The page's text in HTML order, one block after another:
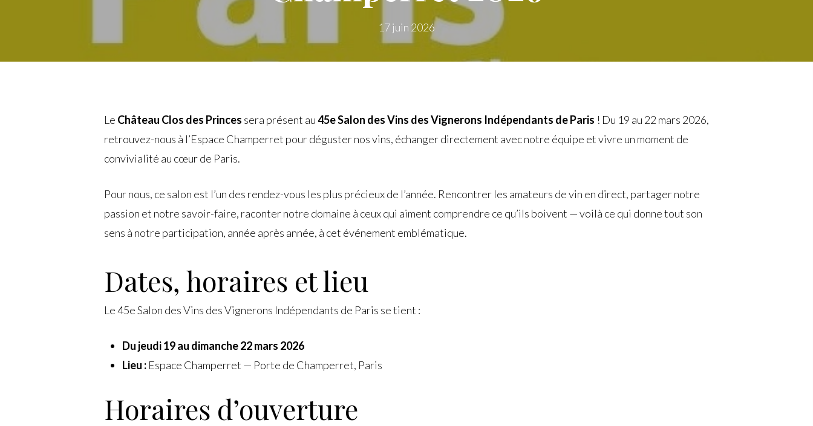
17 juin 2026
Le Château Clos des Princes sera présent au45e Salon des Vins des Vignerons Indépendants de Paris ! Du 19 au 22 mars 2026,
retrouvez-nous à l’Espace Champerret pour déguster nos vins, échanger directement avec notre équipe et vivre un moment de
convivialité au cœur de Paris.
Pour nous, ce salon est l’un des rendez-vous les plus précieux de l’année. Rencontrer les amateurs de vin en direct, partager notre
passion et notre savoir-faire, raconter notre domaine à ceux qui aiment comprendre ce qu’ils boivent — voilà ce qui donne tout son
sens à notre participation, année après année, à cet événement emblématique.
Dates, horaires et lieu
Le 45e Salon des Vins des Vignerons Indépendants de Paris se tient :
Du jeudi 19 au dimanche 22 mars 2026
Lieu : Espace Champerret — Porte de Champerret, Paris
Horaires d’ouverture